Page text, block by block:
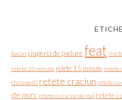
bacon ciuperci de padure feat
retete 10 minute retete 15 minute retete
chinezesti retete craciun retete cu
de porc retete cu carne de pui retete